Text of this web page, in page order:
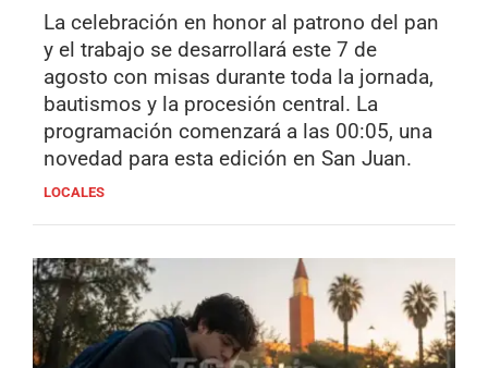
La celebración en honor al patrono del pan
y el trabajo se desarrollará este 7 de
agosto con misas durante toda la jornada,
bautismos y la procesión central. La
programación comenzará a las 00:05, una
novedad para esta edición en San Juan.
LOCALES